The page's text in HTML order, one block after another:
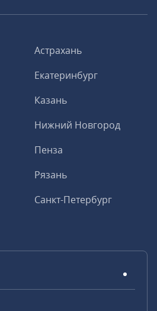
Астрахань
Екатеринбург
Казань
Нижний Новгород
Пенза
Рязань
Санкт-Петербург